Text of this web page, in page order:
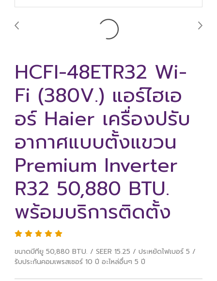
HCFI-48ETR32 Wi-
Fi (380V.) แอร์ไฮเอ
อร์ Haier เครื่องปรับ
อากาศแบบตั้งแขวน
Premium Inverter
R32 50,880 BTU.
พร้อมบริการติดตั้ง
ขนาดบีทียู 50,880 BTU. / SEER 15.25 / ประหยัดไฟเบอร์ 5 /
รับประกันคอมเพรสเซอร์ 10 ปี อะไหล่อื่นๆ 5 ปี